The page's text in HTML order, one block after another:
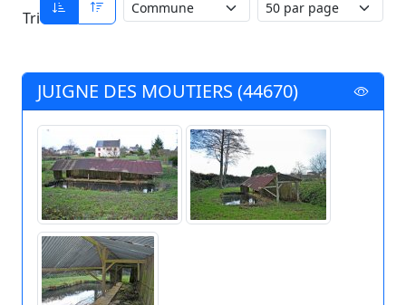
Tri
JUIGNE DES MOUTIERS (44670)